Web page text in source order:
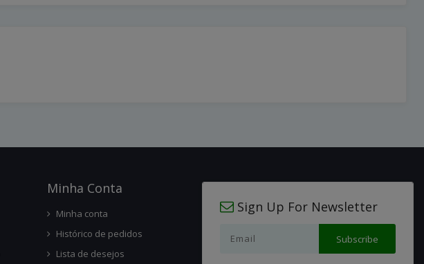
Minha Conta
Minha conta
Histórico de pedidos
Lista de desejos
Sign Up For Newsletter